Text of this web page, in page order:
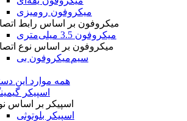
میکروفون رومیزی
میکروفون بر اساس رابط
میکروفون 3.5 میلی‌متری
میکروفون بر اساس نوع
میکروفون بی‌‎سیم
همه موارد این
اسپیکر
اسپیکر بر اساس
اسپیکر بلوتوثی